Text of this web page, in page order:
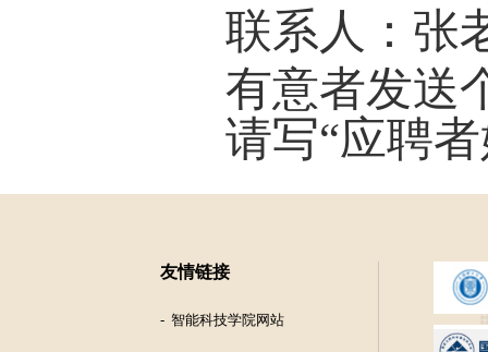
联系人：张
有意者发送
请写“应聘
友情链接
智能科技学院网站